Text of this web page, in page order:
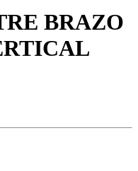
BRAZO